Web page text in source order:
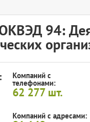
94:
Компаний с
телефонами:
62 277 шт.
Компаний с адресами: